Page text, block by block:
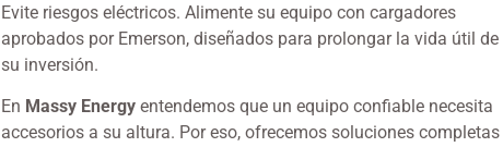
Evite riesgos eléctricos. Alimente su equipo con cargadores
aprobados por Emerson, diseñados para prolongar la vida útil de
su inversión.
En Massy Energyentendemos que un equipo confiable necesita
accesorios a su altura. Por eso, ofrecemos soluciones completas